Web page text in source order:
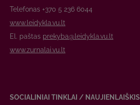
Telefonas +370 5 236 6044
www.leidykla.vu.lt
El. paštas prekyba@leidykla.vu.lt
www.zurnalai.vu.lt
SOCIALINIAI TINKLAI / NAUJIENLAIŠKIS